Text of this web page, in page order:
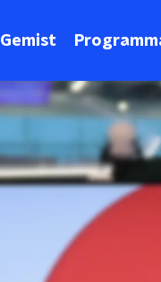
Gemist